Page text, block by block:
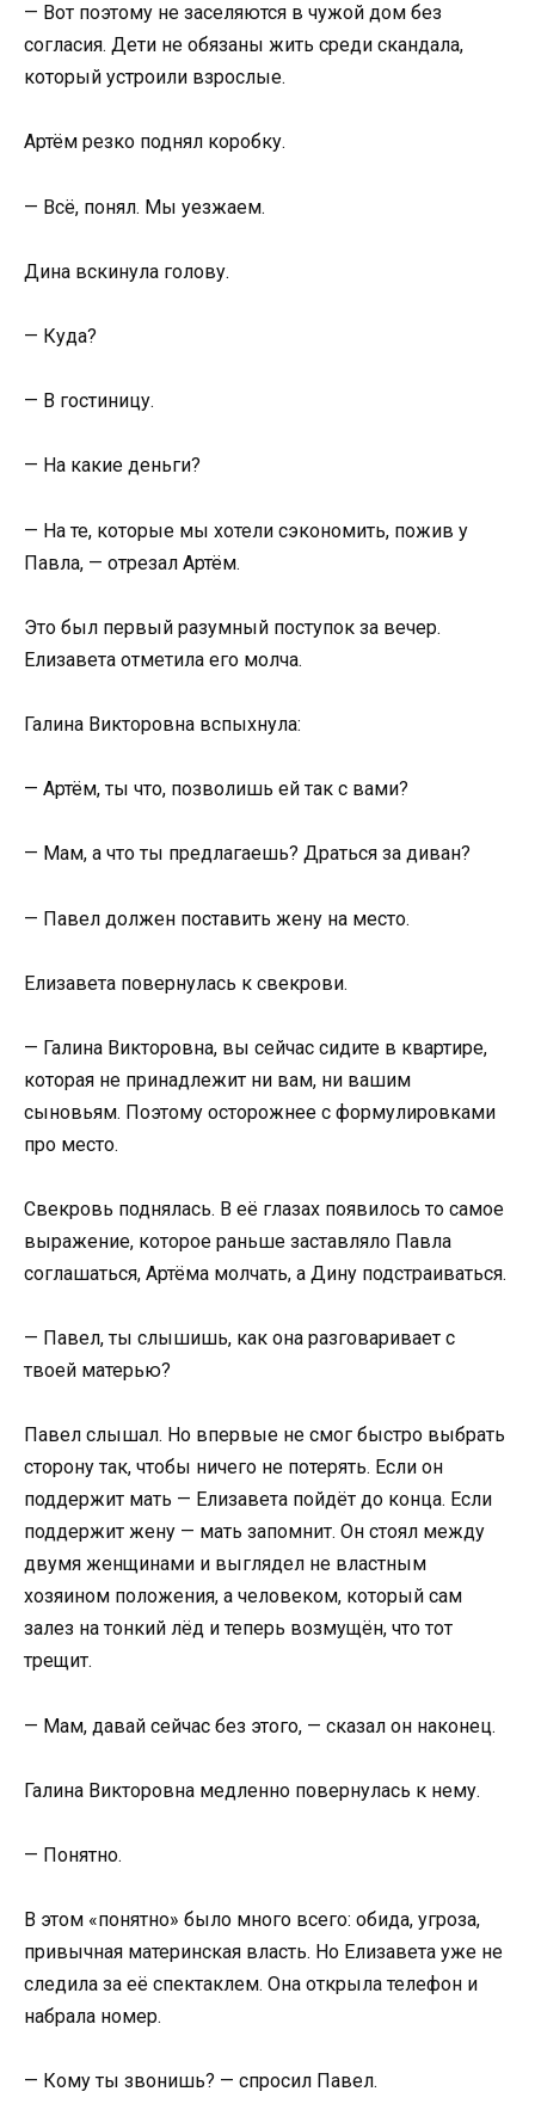
— Вот поэтому не заселяются в чужой дом без
согласия. Дети не обязаны жить среди скандала,
который устроили взрослые.
Артём резко поднял коробку.
— Всё, понял. Мы уезжаем.
Дина вскинула голову.
— Куда?
— В гостиницу.
— На какие деньги?
— На те, которые мы хотели сэкономить, пожив у
Павла, — отрезал Артём.
Это был первый разумный поступок за вечер.
Елизавета отметила его молча.
Галина Викторовна вспыхнула:
— Артём, ты что, позволишь ей так с вами?
— Мам, а что ты предлагаешь? Драться за диван?
— Павел должен поставить жену на место.
Елизавета повернулась к свекрови.
— Галина Викторовна, вы сейчас сидите в квартире,
которая не принадлежит ни вам, ни вашим
сыновьям. Поэтому осторожнее с формулировками
про место.
Свекровь поднялась. В её глазах появилось то самое
выражение, которое раньше заставляло Павла
соглашаться, Артёма молчать, а Дину подстраиваться.
— Павел, ты слышишь, как она разговаривает с
твоей матерью?
Павел слышал. Но впервые не смог быстро выбрать
сторону так, чтобы ничего не потерять. Если он
поддержит мать — Елизавета пойдёт до конца. Если
поддержит жену — мать запомнит. Он стоял между
двумя женщинами и выглядел не властным
хозяином положения, а человеком, который сам
залез на тонкий лёд и теперь возмущён, что тот
трещит.
— Мам, давай сейчас без этого, — сказал он наконец.
Галина Викторовна медленно повернулась к нему.
— Понятно.
В этом «понятно» было много всего: обида, угроза,
привычная материнская власть. Но Елизавета уже не
следила за её спектаклем. Она открыла телефон и
набрала номер.
— Кому ты звонишь? — спросил Павел.